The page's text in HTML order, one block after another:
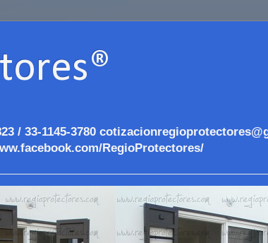
/ 33-1145-3780
RegioProtectores/